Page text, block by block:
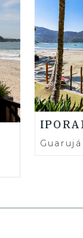
Guarujá